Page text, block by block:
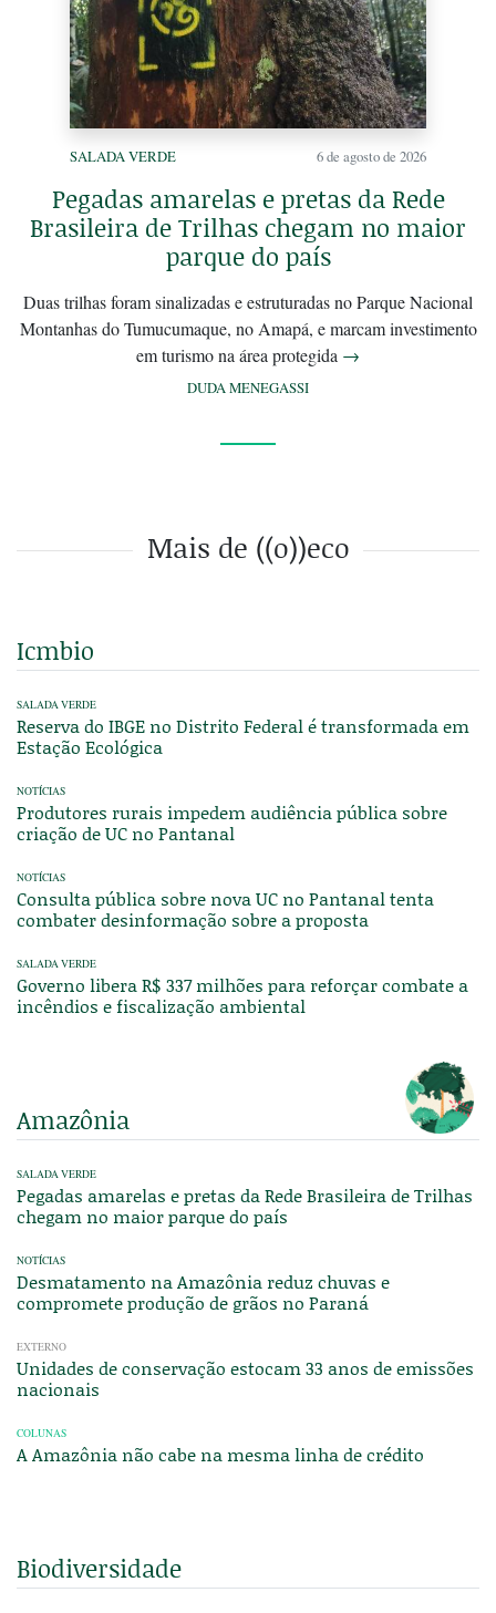
SALADA VERDE 6 de agosto de 2026
Pegadas amarelas e pretas da Rede
Brasileira de Trilhas chegam no maior
parque do país
Duas trilhas foram sinalizadas e estruturadas no Parque Nacional
Montanhas do Tumucumaque, no Amapá, e marcam investimento
em turismo na área protegida →
DUDA MENEGASSI
Mais de ((o))eco
Icmbio
SALADA VERDE
Reserva do IBGE no Distrito Federal é transformada em
Estação Ecológica
NOTÍCIAS
Produtores rurais impedem audiência pública sobre
criação de UC no Pantanal
NOTÍCIAS
Consulta pública sobre nova UC no Pantanal tenta
combater desinformação sobre a proposta
SALADA VERDE
Governo libera R$ 337 milhões para reforçar combate a
incêndios e fiscalização ambiental
Amazônia
SALADA VERDE
Pegadas amarelas e pretas da Rede Brasileira de Trilhas
chegam no maior parque do país
NOTÍCIAS
Desmatamento na Amazônia reduz chuvas e
compromete produção de grãos no Paraná
EXTERNO
Unidades de conservação estocam 33 anos de emissões
nacionais
COLUNAS
A Amazônia não cabe na mesma linha de crédito
Biodiversidade